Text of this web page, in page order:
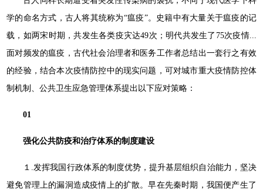
学的命名方式，古人将其统称为“瘟疫”。史籍中有大量关于瘟疫的记
载，如两宋时期，共发生各类疫灾达49次；明代共发生了75次疫情...
面对频发的瘟疫，古代社会治理者和医务工作者总结出一套行之有效
的经验，结合本次疫情防控中的现实问题，可对城市重大疫情防控体
制机制、公共卫生应急管理体系提出以下应对策略：
01
强化公共防疫和治疗体系的制度建设
１.发挥我国行政体系的制度优势，提升基层组织自治能力，坚决
避免管理上的漏洞造成疫情上的扩散。早在先秦时期，我国便产生了